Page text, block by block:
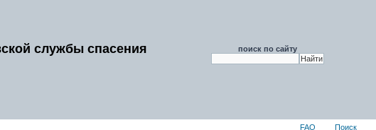
службы спасения поиск по сайту
FAQ Поиск